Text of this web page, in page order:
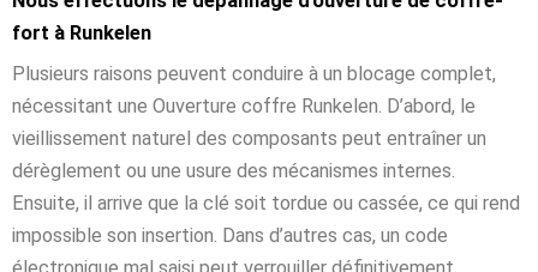
fort à Runkelen
Plusieurs raisons peuvent conduire à un blocage complet,
nécessitant une Ouverture coffre Runkelen. D’abord, le
vieillissement naturel des composants peut entraîner un
dérèglement ou une usure des mécanismes internes.
Ensuite, il arrive que la clé soit tordue ou cassée, ce qui rend
impossible son insertion. Dans d’autres cas, un code
électronique mal saisi peut verrouiller définitivement